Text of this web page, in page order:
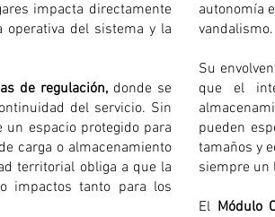
impacta directamente
operativa del sistema y la
de regulación, donde se
del servicio. Sin
un espacio protegido para
carga o almacenamiento
territorial obliga a que la
impactos tanto para los
autonomía
vandalismo.
Su
que el
pueden
tamaños y
siempre un
El Módulo